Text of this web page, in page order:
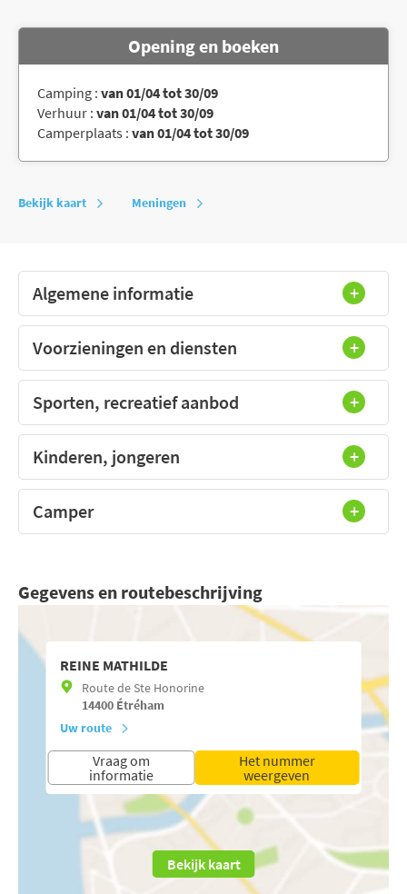
Opening en boeken
Camping : van 01/04 tot 30/09
Verhuur : van 01/04 tot 30/09
Camperplaats : van 01/04 tot 30/09
Bekijk kaart Meningen
Algemene informatie
Voorzieningen en diensten
Sporten, recreatief aanbod
Kinderen, jongeren
Camper
Gegevens en routebeschrijving
REINE MATHILDE
Route de Ste Honorine
14400 Étréham
Uw route
Vraag om
informatie
Het nummer
weergeven
Bekijk kaart